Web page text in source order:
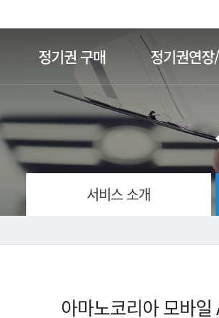
정기권 구매 정기권연장
서비스 소개
아마노코리아 모바